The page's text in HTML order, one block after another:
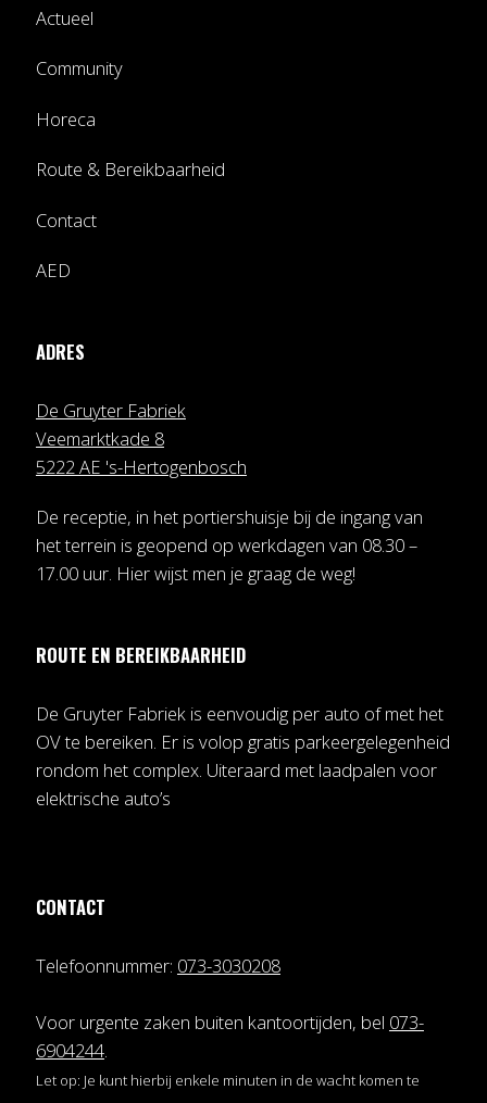
Actueel
Community
Horeca
Route & Bereikbaarheid
Contact
AED
ADRES
De Gruyter Fabriek
Veemarktkade 8
5222 AE 's-Hertogenbosch
De receptie, in het portiershuisje bij de ingang van
het terrein is geopend op werkdagen van 08.30 –
17.00 uur. Hier wijst men je graag de weg!
ROUTE EN BEREIKBAARHEID
De Gruyter Fabriek is eenvoudig per auto of met het
OV te bereiken. Er is volop gratis parkeergelegenheid
rondom het complex. Uiteraard met laadpalen voor
elektrische auto’s
CONTACT
Telefoonnummer: 073-3030208
Voor urgente zaken buiten kantoortijden, bel 073-
6904244.
Let op: Je kunt hierbij enkele minuten in de wacht komen te